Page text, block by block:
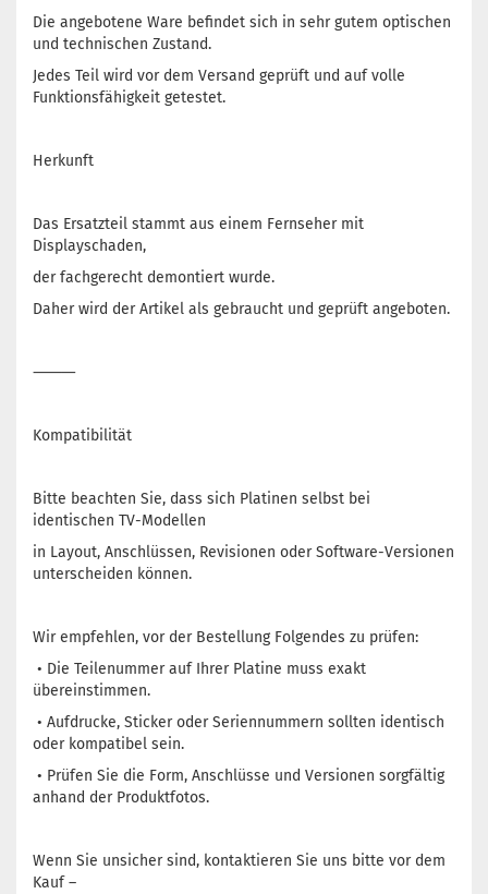
Die angebotene Ware befindet sich in sehr gutem optischen
und technischen Zustand.
Jedes Teil wird vor dem Versand geprüft und auf volle
Funktionsfähigkeit getestet.
Herkunft
Das Ersatzteil stammt aus einem Fernseher mit
Displayschaden,
der fachgerecht demontiert wurde.
Daher wird der Artikel als gebraucht und geprüft angeboten.
⸻
Kompatibilität
Bitte beachten Sie, dass sich Platinen selbst bei
identischen TV-Modellen
in Layout, Anschlüssen, Revisionen oder Software-Versionen
unterscheiden können.
Wir empfehlen, vor der Bestellung Folgendes zu prüfen:
• Die Teilenummer auf Ihrer Platine muss exakt
übereinstimmen.
• Aufdrucke, Sticker oder Seriennummern sollten identisch
oder kompatibel sein.
• Prüfen Sie die Form, Anschlüsse und Versionen sorgfältig
anhand der Produktfotos.
Wenn Sie unsicher sind, kontaktieren Sie uns bitte vor dem
Kauf –